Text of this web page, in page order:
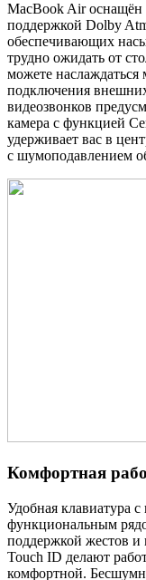
MacBook Air оснащён
поддержкой Dolby
обеспечивающих
трудно ожидать от
можете
подключения
видеозвонков
камера с функцией
удерживает вас в
с шумоподавлением
Комфортная
Удобная клавиатура
функциональным
поддержкой жестов и
Touch ID делают
комфортной.